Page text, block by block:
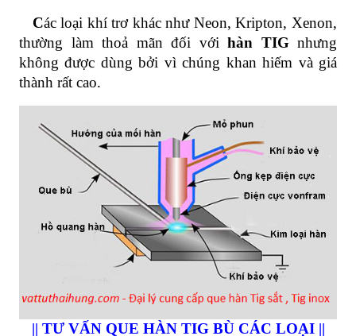
Các loại khí trơ khác như Neon, Kripton, Xenon,
thường làm thoả mãn đối với hàn TIG nhưng
không được dùng bởi vì chúng khan hiếm và giá
thành rất cao.
|| TƯ VẤN QUE HÀN TIG BÙ CÁC LOẠI ||